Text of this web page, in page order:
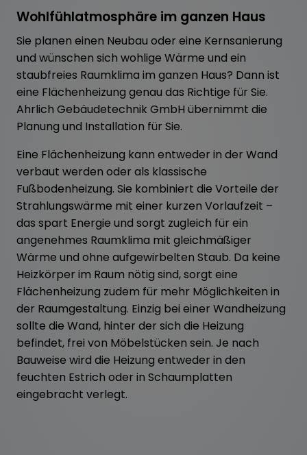
Wohlfühlatmosphäre im ganzen Haus
Sie planen einen Neubau oder eine Kernsanierung
und wünschen sich wohlige Wärme und ein
staubfreies Raumklima im ganzen Haus? Dann ist
eine Flächenheizung genau das Richtige für Sie.
Ahrlich Gebäudetechnik GmbH übernimmt die
Planung und Installation für Sie.
Eine Flächenheizung kann entweder in der Wand
verbaut werden oder als klassische
Fußbodenheizung. Sie kombiniert die Vorteile der
Strahlungswärme mit einer kurzen Vorlaufzeit –
das spart Energie und sorgt zugleich für ein
angenehmes Raumklima mit gleichmäßiger
Wärme und ohne aufgewirbelten Staub. Da keine
Heizkörper im Raum nötig sind, sorgt eine
Flächenheizung zudem für mehr Möglichkeiten in
der Raumgestaltung. Einzig bei einer Wandheizung
sollte die Wand, hinter der sich die Heizung
befindet, frei von Möbelstücken sein. Je nach
Bauweise wird die Heizung entweder in den
feuchten Estrich oder in Schaumplatten
eingebracht verlegt.